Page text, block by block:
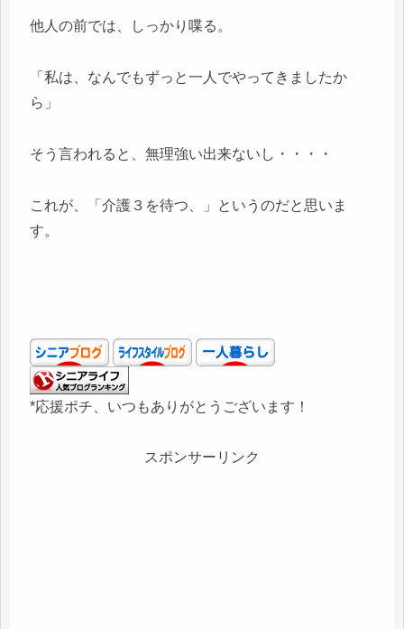
他人の前では、しっかり喋る。
「私は、なんでもずっと一人でやってきましたか
ら」
そう言われると、無理強い出来ないし・・・・
これが、「介護３を待つ、」というのだと思いま
す。
*応援ポチ、いつもありがとうございます！
スポンサーリンク